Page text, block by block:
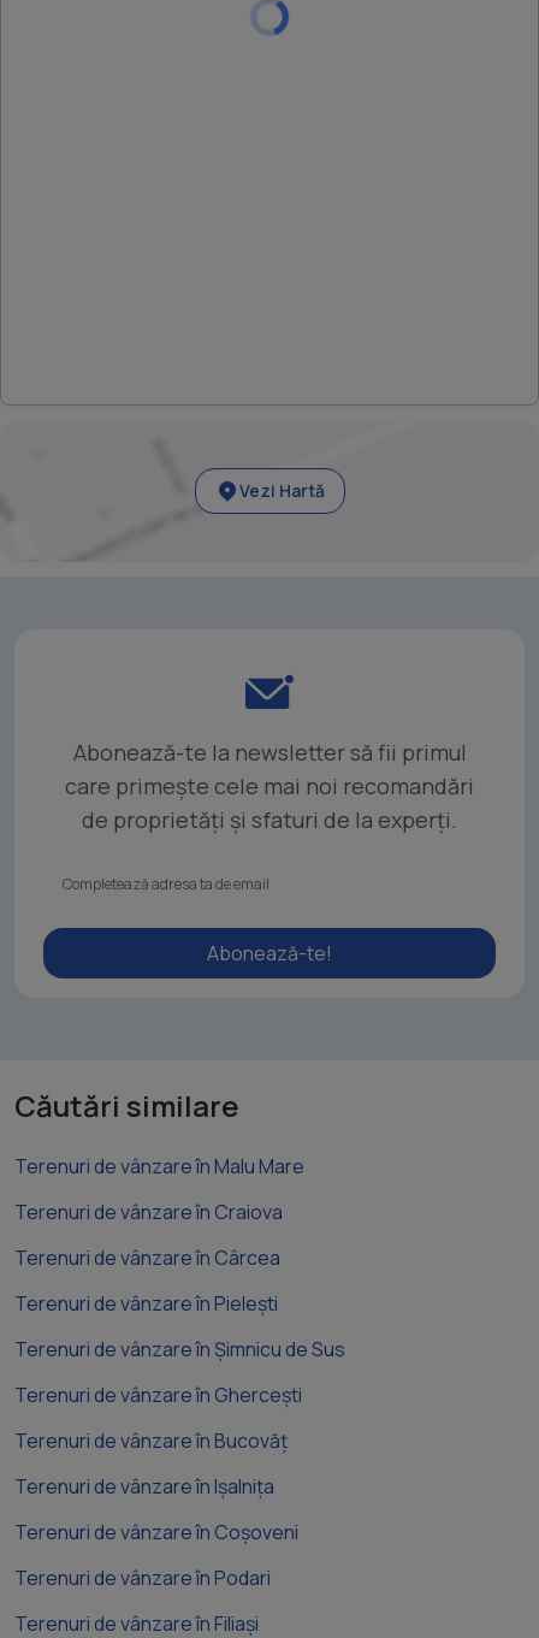
Vezi Hartă
Abonează-te la newsletter să fii primul
care primește cele mai noi recomandări
de proprietăți și sfaturi de la experți.
Abonează-te!
Căutări similare
Terenuri de vânzare în Malu Mare
Terenuri de vânzare în Craiova
Terenuri de vânzare în Cârcea
Terenuri de vânzare în Pielești
Terenuri de vânzare în Șimnicu de Sus
Terenuri de vânzare în Ghercești
Terenuri de vânzare în Bucovăț
Terenuri de vânzare în Ișalnița
Terenuri de vânzare în Coșoveni
Terenuri de vânzare în Podari
Terenuri de vânzare în Filiași